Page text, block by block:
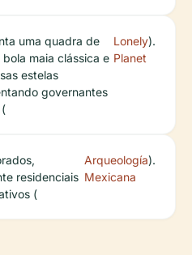
uma quadra de
bola maia clássica e
estelas
governantes
Lonely
Planet
).
residenciais
(
Arqueología
Mexicana
).